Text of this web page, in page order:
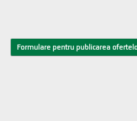
Formulare pentru publicarea